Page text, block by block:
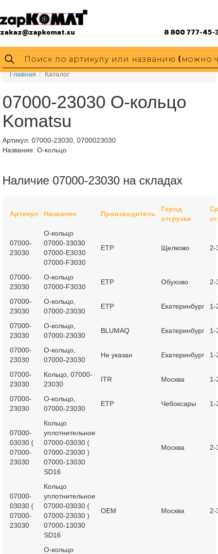
zakaz@zapkomat.su 8 800 777-45-
Главная Каталог
07000-23030 О-кольцо
Komatsu
Артикул: 07000-23030, 0700023030
Название: О-кольцо
Наличие 07000-23030 на складах
Артикул Название Производитель
Город
отгрузки
07000-
23030
О-кольцо
07000-33030
07000-E3030
07000-F3030
ETP Щелково 2-
07000-
23030
О-кольцо
07000-F3030
ETP Обухово 2-
07000-
23030
О-кольцо,
07000-23030
ETP Екатеринбург 1-
07000-
23030
О-кольцо,
07000-23030
BLUMAQ Екатеринбург 1-
07000-
23030
О-кольцо,
07000-23030
Не указан Екатеринбург 1-
07000-
23030
Кольцо, 07000-
23030
ITR Москва 1-
07000-
23030
О-кольцо,
07000-23030
ETP Чебоксары 1-
07000-
03030 (
07000-
23030
Кольцо
уплотнительное
07000-03030 (
07000-23030 )
07000-13030
SD16
Москва 2-
07000-
03030 (
07000-
23030
Кольцо
уплотнительное
07000-03030 (
07000-23030 )
07000-13030
SD16
OEM Москва 2-
О-кольцо